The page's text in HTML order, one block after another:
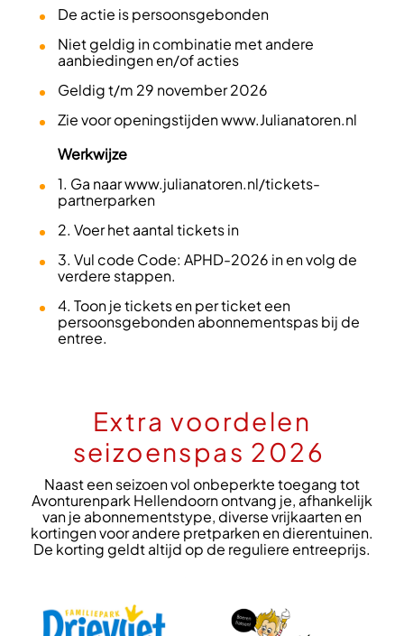
De actie is persoonsgebonden
Niet geldig in combinatie met andere
aanbiedingen en/of acties
Geldig t/m 29 november 2026
Zie voor openingstijden www.Julianatoren.nl
Werkwijze
1. Ga naar www.julianatoren.nl/tickets-
partnerparken
2. Voer het aantal tickets in
3. Vul code Code: APHD-2026 in en volg de
verdere stappen.
4. Toon je tickets en per ticket een
persoonsgebonden abonnementspas bij de
entree.
Extra voordelen
seizoenspas 2026
Naast een seizoen vol onbeperkte toegang tot
Avonturenpark Hellendoorn ontvang je, afhankelijk
van je abonnementstype, diverse vrijkaarten en
kortingen voor andere pretparken en dierentuinen.
De korting geldt altijd op de reguliere entreeprijs.